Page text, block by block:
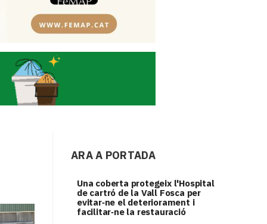
ARA A PORTADA
Una coberta protegeix l'Hospital
de cartró de la Vall Fosca per
evitar‑ne el deteriorament i
facilitar‑ne la restauració